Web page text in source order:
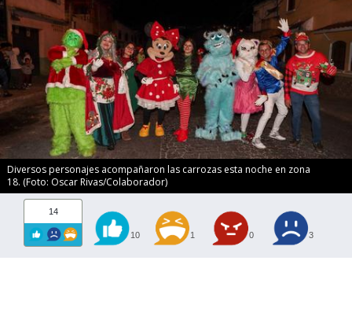
Diversos personajes acompañaron las carrozas esta noche en zona
18. (Foto: Oscar Rivas/Colaborador)
14
10 1 0 3